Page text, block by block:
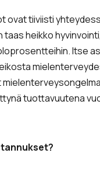
ovat tiiviisti
taas heikko
Itse
tuottavuutena